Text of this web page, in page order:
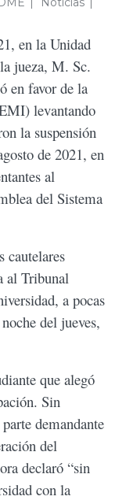
en la Unidad
jueza, M. Sc.
en favor de la
levantando
la suspensión
de 2021, en
al
del Sistema
cautelares
al Tribunal
a pocas
del jueves,
que alegó
Sin
demandante
del
declaró “sin
con la